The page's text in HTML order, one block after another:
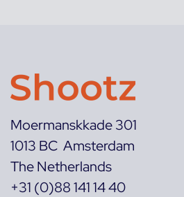
Moermanskkade 301
1013 BC Amsterdam
The Netherlands
+31 (0)88 141 14 40